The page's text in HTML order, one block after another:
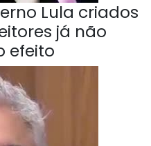
Lula criados
já não
efeito